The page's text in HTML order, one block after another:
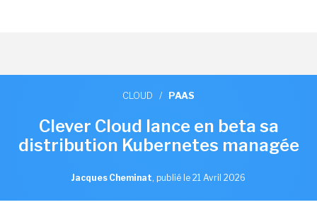
CLOUD / PAAS
Clever Cloud lance en beta sa
distribution Kubernetes managée
Jacques Cheminat, publié le 21 Avril 2026